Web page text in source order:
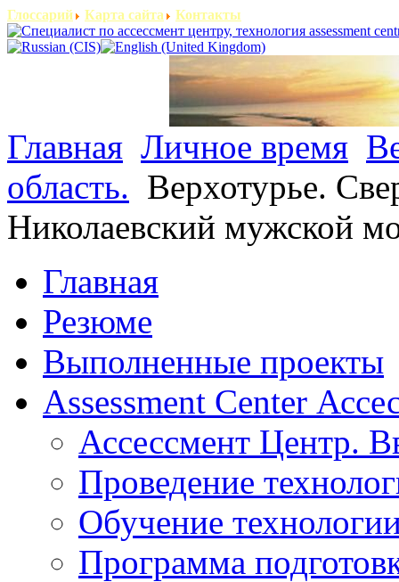
Глоссарий Карта сайта Контакты
Главная Личное время
область. Верхотурье.
Николаевский мужской
Главная
Резюме
Выполненные проекты
Assessment Center
Ассессмент Центр.
Проведение
Обучение
Программа